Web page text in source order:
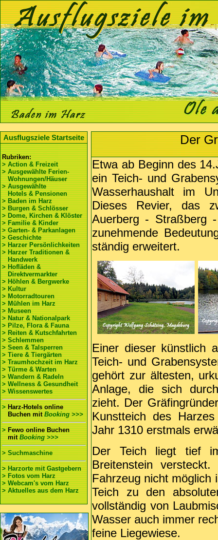
Ausflugsziele Startseite
Rubriken:
> Action & Freizeit
> Ausgewählte Ferien-
Wohnungen/Häuser
> Ausgewählte
Hotels & Pensionen
> Baden im Harz
> Burgen & Schlösser
> Dome, Kirchen & Klöster
> Familie & Kinder
> Garten- & Parkanlagen
> Geschichte
> Harzer Persönlichkeiten
> Harzer Traditionen &
Handwerk
> Hofläden &
Direktvermarkter
> Höhlen & Bergwerke
> Kultur
> Motorradtouren
> Mühlen im Harz
> Museen
> Natur & Nationalpark
> Pilze, Flora & Fauna
> Reiten & Kutschfahrten
> Schlemmen
> Seen & Talsperren
> Tiere & Tiergärten
> Traumhochzeit im Harz
> Türme & Warten
> Wandern & Radeln
> Wellness & Gesundheit
> Wissenswertes
>Harz-Hotels online
Buchen mit Booking >>>
>Fewo online Buchen
mitBooking >>>
> Suchmaschine
> Harzorte mit Gastgebern
> Fotos vom Harz
> Webcam's vom Harz
> Aktuelles aus dem Harz
Der
Etwa ab Beginn des
ein Teich- und
Wasserhaushalt im
Dieses Revier, das
Auerberg - Straßberg
zunehmende
ständig erweitert.
Einer dieser künstlich
Teich- und
gehört zur ältesten,
Anlage, die sich
zieht. Der
Kunstteich des
Jahr 1310 erstmals
Der Teich liegt tief
Breitenstein
Fahrzeug nicht
Teich zu den
vollständig von
Wasser auch immer
feine Liegewiese.